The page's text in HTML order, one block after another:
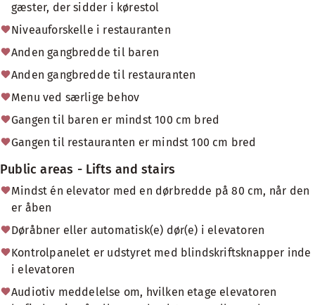
gæster, der sidder i kørestol
Niveauforskelle i restauranten
Anden gangbredde til baren
Anden gangbredde til restauranten
Menu ved særlige behov
Gangen til baren er mindst 100 cm bred
Gangen til restauranten er mindst 100 cm bred
Public areas - Lifts and stairs
Mindst én elevator med en dørbredde på 80 cm, når den
er åben
Døråbner eller automatisk(e) dør(e) i elevatoren
Kontrolpanelet er udstyret med blindskriftsknapper inde
i elevatoren
Audiotiv meddelelse om, hvilken etage elevatoren